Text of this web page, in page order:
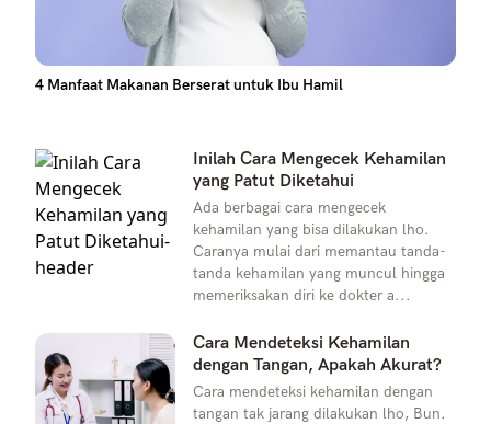
4 Manfaat Makanan Berserat untuk Ibu Hamil
Inilah Cara Mengecek Kehamilan
yang Patut Diketahui
Ada berbagai cara mengecek
kehamilan yang bisa dilakukan lho.
Caranya mulai dari memantau tanda-
tanda kehamilan yang muncul hingga
memeriksakan diri ke dokter a...
Cara Mendeteksi Kehamilan
dengan Tangan, Apakah Akurat?
Cara mendeteksi kehamilan dengan
tangan tak jarang dilakukan lho, Bun.